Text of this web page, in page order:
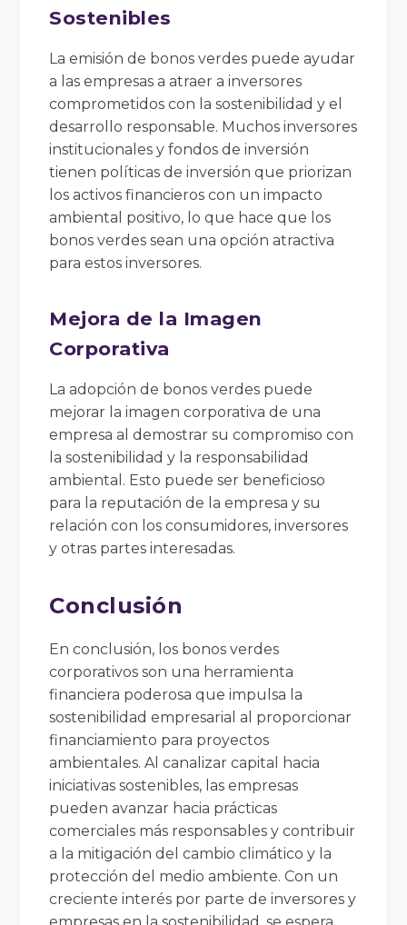
Sostenibles
La emisión de bonos verdes puede ayudar
a las empresas a atraer a inversores
comprometidos con la sostenibilidad y el
desarrollo responsable. Muchos inversores
institucionales y fondos de inversión
tienen políticas de inversión que priorizan
los activos financieros con un impacto
ambiental positivo, lo que hace que los
bonos verdes sean una opción atractiva
para estos inversores.
Mejora de la Imagen
Corporativa
La adopción de bonos verdes puede
mejorar la imagen corporativa de una
empresa al demostrar su compromiso con
la sostenibilidad y la responsabilidad
ambiental. Esto puede ser beneficioso
para la reputación de la empresa y su
relación con los consumidores, inversores
y otras partes interesadas.
Conclusión
En conclusión, los bonos verdes
corporativos son una herramienta
financiera poderosa que impulsa la
sostenibilidad empresarial al proporcionar
financiamiento para proyectos
ambientales. Al canalizar capital hacia
iniciativas sostenibles, las empresas
pueden avanzar hacia prácticas
comerciales más responsables y contribuir
a la mitigación del cambio climático y la
protección del medio ambiente. Con un
creciente interés por parte de inversores y